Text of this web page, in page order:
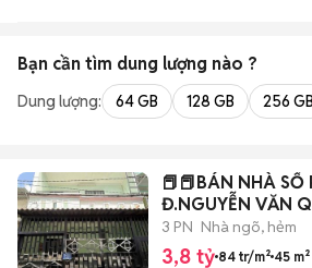
Bạn cần tìm dung lượng nào ?
Dung lượng: 64 GB 128 GB 256 GB
📕📕BÁN NHÀ SỔ
Đ.NGUYỄN VĂN
3 PN Nhà ngõ, hẻm
3,8 tỷ 84 tr/m² 45 m²